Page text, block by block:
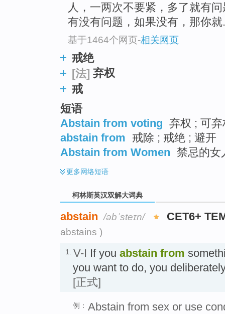
人，一两次不要紧，多了就有
有没有问题，如果没有，那你就
基于1464个网页-相关网页
戒绝
[法] 弃权
戒
短语
Abstain from voting 弃权 ; 可
abstain from 戒除 ; 戒绝 ; 避开
Abstain from Women 禁忌的女
更多网络短语
柯林斯英汉双解大词典
abstain /əbˈsteɪn/ CET6+
abstains )
1. V-I If you abstain from
you want to do, you
[正式]
例： Abstain from sex or use